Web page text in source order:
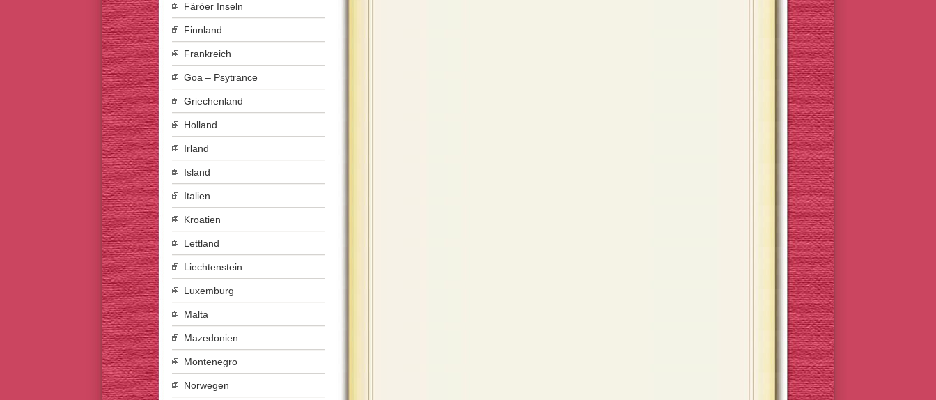
Färöer Inseln
Finnland
Frankreich
Goa – Psytrance
Griechenland
Holland
Irland
Island
Italien
Kroatien
Lettland
Liechtenstein
Luxemburg
Malta
Mazedonien
Montenegro
Norwegen